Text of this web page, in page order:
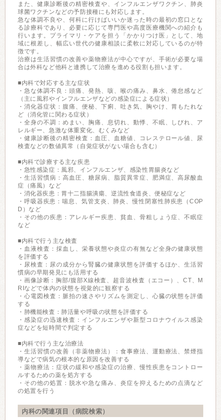
また、健康診断後の精密検査や、インフルエンザワクチン、肺炎
球菌ワクチンなどの予防接種にも対応します。
急な体調不良や、何科に行けばいいか迷った時の最初の窓口とな
る診療科であり、必要に応じて専門医や高度医療機関への紹介も
行います。プライマリ・ケアを担う「かかりつけ医」として、地
域に根差し、幅広い世代の健康相談に柔軟に対応しているのが特
徴です。
治療は生活習慣の改善や薬物療法が中心ですが、手術が必要な場
合は外科など他科と連携して治療を進める役割も担います。
■内科で対応する主な症状
・急な体調不良：頭痛、発熱、咳、喉の痛み、鼻水、倦怠感など
（主に風邪やインフルエンザなどの感染症による症状）
・消化器症状：腹痛、便秘、下痢、吐き気、胸やけ、胃もたれな
ど（消化管に関わる症状）
・全身の不調：めまい、胸痛、息切れ、動悸、不眠、しびれ、ア
レルギー、急激な体重変化、むくみなど
・健康診断後の精密検査：血圧、血糖値、コレステロール値、尿
検査などの数値異常（自覚症状がない場合も含む）
■内科で診療する主な疾患
・急性感染症：風邪、インフルエンザ、感染性胃腸炎など
・生活習慣病：高血圧、糖尿病、脂質異常症、肥満症、高尿酸血
症（痛風）など
・消化器疾患：胃十二指腸潰瘍、逆流性食道炎、便秘症など
・呼吸器疾患：喘息、気管支炎、肺炎、慢性閉塞性肺疾患（COP
D）など
・その他の疾患：アレルギー疾患、貧血、骨粗しょう症、不眠症
など
■内科で行う主な検査
・血液検査：採血し、栄養状態や炎症の有無など全身の健康状態
を評価する
・尿検査：尿の成分から腎臓の健康状態を評価するほか、生活習
慣病の早期発見にも活用する
・画像診断：胸部/腹部X線検査、超音波検査（エコー）、CT、M
RIなどで体内の状態を視覚的に観察する
・心電図検査：脈拍の速さやリズムを測定し、心臓の状態を評価
する
・肺機能検査：肺活量や呼吸の状態を評価する
・感染症の迅速検査：インフルエンザや新型コロナウイルス感染
症などを短時間で判定する
■内科で行う主な治療法
・生活習慣の改善（非薬物療法）：食事療法、運動療法、禁煙指
導などで病気の根本的な原因を改善する
・薬物療法：症状の緩和や感染症の治療、慢性疾患をコントロー
ルするための薬を処方する
・その他の処置：脱水や急な痛み、炎症を抑えるための点滴など
の処置を行う
内科の関連項目（病院検索）